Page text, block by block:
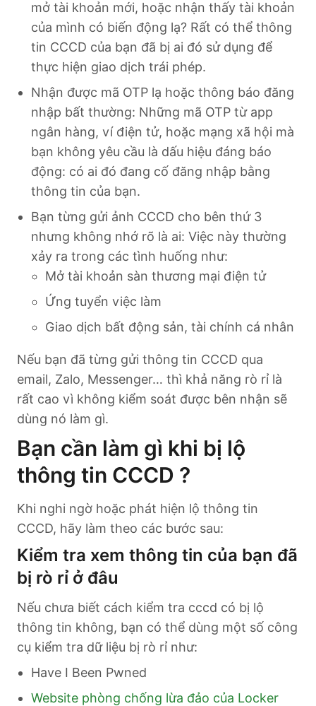
mở tài khoản mới, hoặc nhận thấy tài khoản
của mình có biến động lạ? Rất có thể thông
tin CCCD của bạn đã bị ai đó sử dụng để
thực hiện giao dịch trái phép.
Nhận được mã OTP lạ hoặc thông báo đăng
nhập bất thường: Những mã OTP từ app
ngân hàng, ví điện tử, hoặc mạng xã hội mà
bạn không yêu cầu là dấu hiệu đáng báo
động: có ai đó đang cố đăng nhập bằng
thông tin của bạn.
Bạn từng gửi ảnh CCCD cho bên thứ 3
nhưng không nhớ rõ là ai: Việc này thường
xảy ra trong các tình huống như:
Mở tài khoản sàn thương mại điện tử
Ứng tuyển việc làm
Giao dịch bất động sản, tài chính cá nhân
Nếu bạn đã từng gửi thông tin CCCD qua
email, Zalo, Messenger… thì khả năng rò rỉ là
rất cao vì không kiểm soát được bên nhận sẽ
dùng nó làm gì.
Bạn cần làm gì khi bị lộ
thông tin CCCD ?
Khi nghi ngờ hoặc phát hiện lộ thông tin
CCCD, hãy làm theo các bước sau:
Kiểm tra xem thông tin của bạn đã
bị rò rỉ ở đâu
Nếu chưa biết cách kiểm tra cccd có bị lộ
thông tin không, bạn có thể dùng một số công
cụ kiểm tra dữ liệu bị rò rỉ như:
Have I Been Pwned
Website phòng chống lừa đảo của Locker